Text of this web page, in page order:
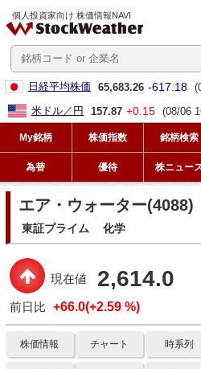
個人投資家向け 株価情報NAVI
日経平均株価 65,683.26 -617.18
米ドル／円
157.87 +0.15 (08/06
My銘柄 株価指数 銘柄検索
為替 優待 株ニュー
エア・ウォーター(4088)
東証プライム 化学
現在値 2,614.0
前日比 +66.0(+2.59 %)
株価情報 チャート 時系列